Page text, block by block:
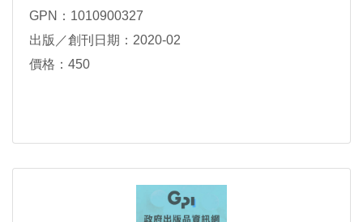
GPN：1010900327
出版／創刊日期：2020-02
價格：450